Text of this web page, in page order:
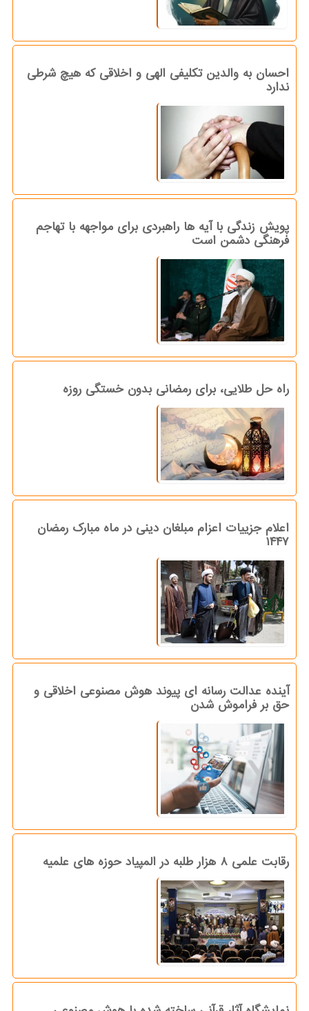
احسان به والدین تکلیفی الهی و اخلاقی که هیچ شرطی
ندارد
پویش زندگی با آیه ها راهبردی برای مواجهه با تهاجم
فرهنگی دشمن است
راه حل طلایی، برای رمضانی بدون خستگی روزه
اعلام جزییات اعزام مبلغان دینی در ماه مبارک رمضان
۱۴۴۷
آینده عدالت رسانه ای پیوند هوش مصنوعی اخلاقی و
حق بر فراموش شدن
رقابت علمی ۸ هزار طلبه در المپیاد حوزه های علمیه